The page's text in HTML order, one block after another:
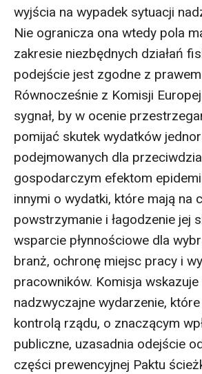
wyjścia na wypadek sytuacji
Nie ogranicza ona wtedy pola
zakresie niezbędnych działań
podejście jest zgodne z prawem
Równocześnie z Komisji
sygnał, by w ocenie
pomijać skutek wydatków
podejmowanych dla
gospodarczym efektom
innymi o wydatki, które mają na
powstrzymanie i łagodzenie jej
wsparcie płynnościowe dla
branż, ochronę miejsc pracy i
pracowników. Komisja wskazuje
nadzwyczajne wydarzenie,
kontrolą rządu, o znaczącym
publiczne, uzasadnia odejście
części prewencyjnej Paktu